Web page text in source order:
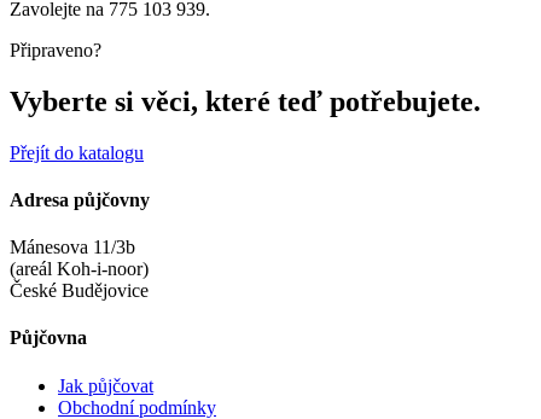
Zavolejte na 775 103 939.
Připraveno?
Vyberte si věci, které teď potřebujete.
Přejít do katalogu
Adresa půjčovny
Mánesova 11/3b
(areál Koh-i-noor)
České Budějovice
Půjčovna
Jak půjčovat
Obchodní podmínky